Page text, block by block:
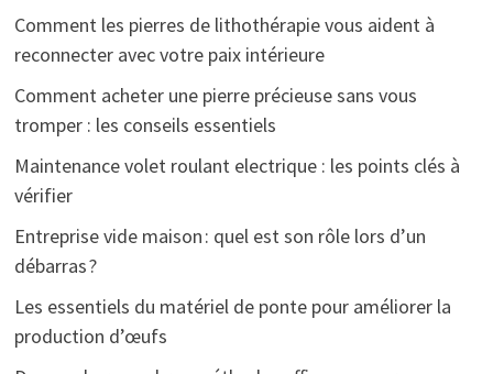
Comment les pierres de lithothérapie vous aident à
reconnecter avec votre paix intérieure
Comment acheter une pierre précieuse sans vous
tromper : les conseils essentiels
Maintenance volet roulant electrique : les points clés à
vérifier
Entreprise vide maison : quel est son rôle lors d’un
débarras ?
Les essentiels du matériel de ponte pour améliorer la
production d’œufs